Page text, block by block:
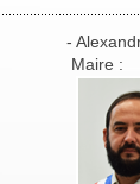
: